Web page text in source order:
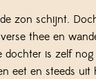
zon schijnt.
thee en
dochter is zelf
eet en steeds uit